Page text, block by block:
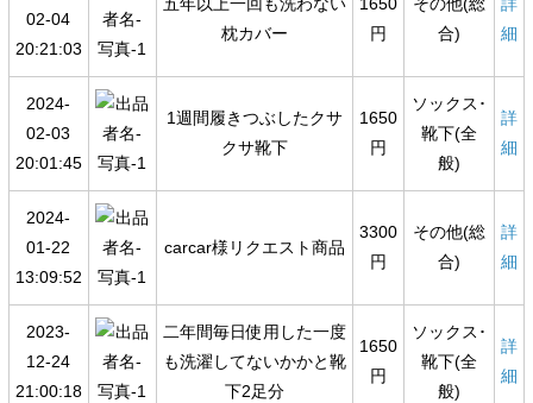
02-04
20:21:03
五年以上一回も洗わない
枕カバー
1650
円
その他(総
合)
詳
細
2024-
02-03
20:01:45
1週間履きつぶしたクサ
クサ靴下
1650
円
ソックス･
靴下(全
般)
詳
細
2024-
01-22
13:09:52
carcar様リクエスト商品
3300
円
その他(総
合)
詳
細
2023-
12-24
21:00:18
二年間毎日使用した一度
も洗濯してないかかと靴
下2足分
1650
円
ソックス･
靴下(全
般)
詳
細